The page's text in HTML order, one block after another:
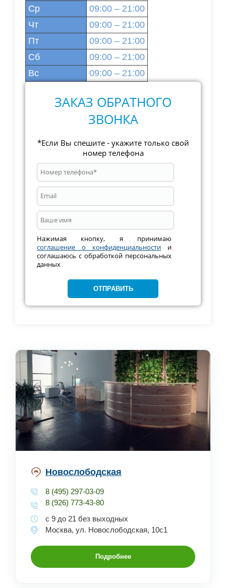
Ср
09:00 – 21:00
Чт
09:00 – 21:00
Пт
09:00 – 21:00
Сб
09:00 – 21:00
Вс
09:00 – 21:00
ЗАКАЗ ОБРАТНОГО
ЗВОНКА
*Если Вы спешите - укажите только свой
номер телефона
Нажимая кнопку, я принимаю
соглашение о конфиденциальности и
соглашаюсь с обработкой персональных
данных
Новослободская
8 (495) 297-03-09
8 (926) 773-43-80
с 9 до 21 без выходных
Москва, ул. Новослободская, 10с1
Подробнее